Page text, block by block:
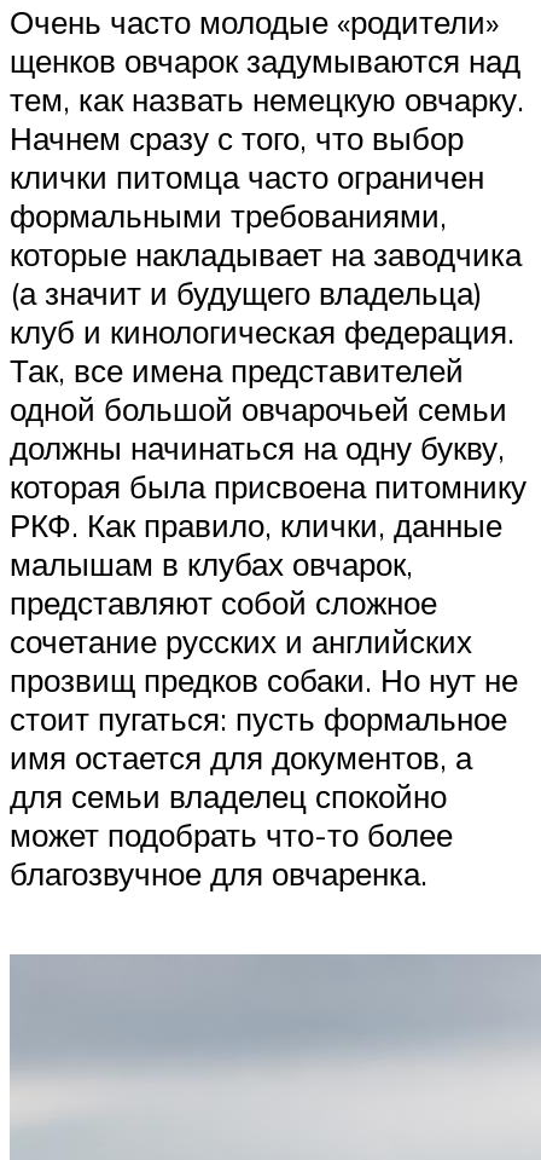
Очень часто молодые «родители»
щенков овчарок задумываются над
тем, как назвать немецкую овчарку.
Начнем сразу с того, что выбор
клички питомца часто ограничен
формальными требованиями,
которые накладывает на заводчика
(а значит и будущего владельца)
клуб и кинологическая федерация.
Так, все имена представителей
одной большой овчарочьей семьи
должны начинаться на одну букву,
которая была присвоена питомнику
РКФ. Как правило, клички, данные
малышам в клубах овчарок,
представляют собой сложное
сочетание русских и английских
прозвищ предков собаки. Но нут не
стоит пугаться: пусть формальное
имя остается для документов, а
для семьи владелец спокойно
может подобрать что-то более
благозвучное для овчаренка.